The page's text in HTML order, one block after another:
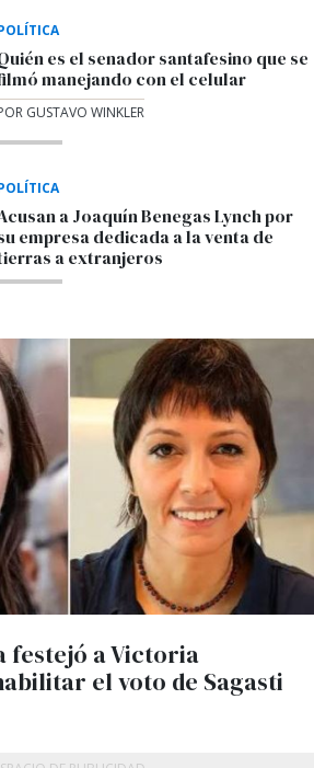
es el senador santafesino que se
manejando con el celular
GUSTAVO WINKLER
a Joaquín Benegas Lynch por
empresa dedicada a la venta de
a extranjeros
festejó a Victoria
el voto de Sagasti